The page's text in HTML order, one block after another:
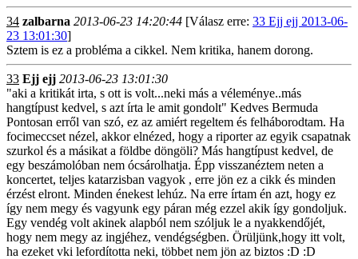
34 zalbarna 2013-06-23 14:20:44 [Válasz erre: 33 Ejj ejj 2013-06-
23 13:01:30]
Sztem is ez a probléma a cikkel. Nem kritika, hanem dorong.
33 Ejj ejj 2013-06-23 13:01:30
"aki a kritikát irta, s ott is volt...neki más a véleménye..más
hangtípust kedvel, s azt írta le amit gondolt" Kedves Bermuda
Pontosan erről van szó, ez az amiért regeltem és felháborodtam. Ha
focimeccset nézel, akkor elnézed, hogy a riporter az egyik csapatnak
szurkol és a másikat a földbe döngöli? Más hangtípust kedvel, de
egy beszámolóban nem ócsárolhatja. Épp visszanéztem neten a
koncertet, teljes katarzisban vagyok , erre jön ez a cikk és minden
érzést elront. Minden énekest lehúz. Na erre írtam én azt, hogy ez
így nem megy és vagyunk egy páran még ezzel akik így gondoljuk.
Egy vendég volt akinek alapból nem szóljuk le a nyakkendőjét,
hogy nem megy az ingjéhez, vendégségben. Örüljünk,hogy itt volt,
ha ezeket vki lefordította neki, többet nem jön az biztos :D :D